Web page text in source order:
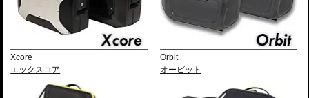
Xcore
エックスコア
Orbit
オービット